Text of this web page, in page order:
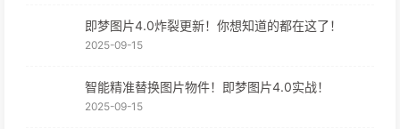
即梦图片4.0炸裂更新！你想知道的都在这了！
2025-09-15
智能精准替换图片物件！即梦图片4.0实战！
2025-09-15